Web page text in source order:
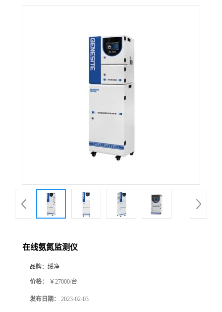
在线氨氮监测仪
品牌： 绥净
价格： ￥27000/台
发布日期： 2023-02-03